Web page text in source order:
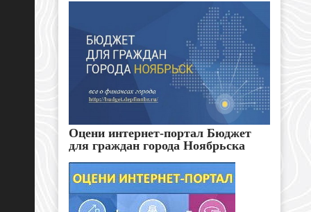
Оцени интернет-портал Бюджет
для граждан города Ноябрьска